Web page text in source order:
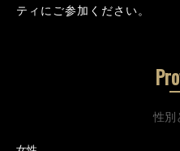
ティにご参加ください。
性別